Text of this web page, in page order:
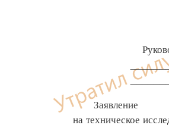
Заявление
на техническое